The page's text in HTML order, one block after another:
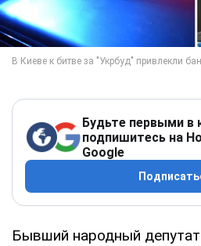
Будьте первыми в
подпишитесь на
Google
Бывший народный депутат